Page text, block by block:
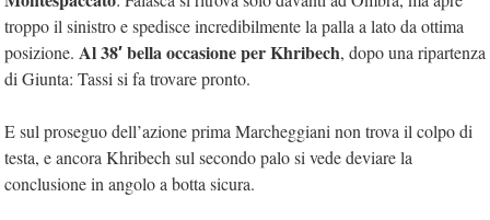
troppo il sinistro e spedisce incredibilmente la palla a lato da ottima
posizione. Al 38′ bella occasione per Khribech, dopo una ripartenza
di Giunta: Tassi si fa trovare pronto.
E sul proseguo dell’azione prima Marcheggiani non trova il colpo di
testa, e ancora Khribech sul secondo palo si vede deviare la
conclusione in angolo a botta sicura.